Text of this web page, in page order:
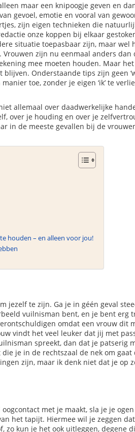
maar een knipoogje geven en
gevoel, emotie en vooral van
zijn eigen technieken die
onze koppen bij elkaar
situatie toepasbaar zijn, maar wel
Vrouwen zijn nu eenmaal anders dan
mee moeten houden. Maar het
Onderstaande tips zijn geen
toe, zonder je eigen ‘ik’ te
allemaal over daadwerkelijke
over je houding en over je
in de meeste gevallen bij de
houden – en alleen voor jou!
jezelf te zijn. Ga je in géén geval
vuilnisman bent, en je bent erg
omdat een vrouw dit
vindt het veel leuker dat jij met
spreekt, dan dat je patserig
je in de rechtszaal de nek om gaat
zijn, maar ik denk niet dat je op
met je maakt, sla je je
het tapijt. Hiermee wil je zeggen
zo kun je het ook uitleggen, degene